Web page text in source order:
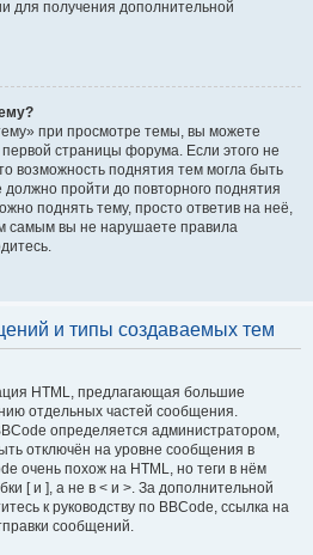
для получения дополнительной
при просмотре темы, вы можете
страницы форума. Если этого не
возможность поднятия тем могла быть
пройти до повторного поднятия
поднять тему, просто ответив на неё,
самым вы не нарушаете правила
и типы создаваемых тем
HTML, предлагающая большие
отдельных частей сообщения.
определяется администратором,
отключён на уровне сообщения в
очень похож на HTML, но теги в нём
[ и ], а не в < и >. За дополнительной
к руководству по BBCode, ссылка на
сообщений.